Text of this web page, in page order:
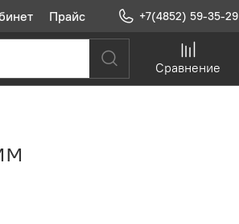
Прайс +7(4852) 59-35-29
Сравнение